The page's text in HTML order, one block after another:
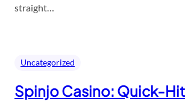
straight…
Uncategorized
Spinjo Casino: